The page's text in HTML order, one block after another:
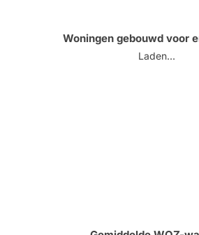
Woningen gebouwd voor
Laden...